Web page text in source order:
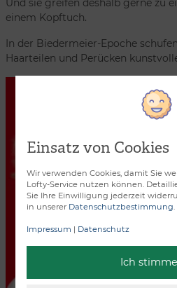
Und sie greifen deshalb gerne zu
einem Kopftuch.
In der Biedermeier-Epoche
Haarteilen und Perücken
Einsatz von Cookies
Wir verwenden Cookies, damit Sie
Lofty-Service nutzen können.
Sie Ihre Einwilligung jederzeit
in unserer Datenschutzbestimmung
Impressum | Datenschutz
Ich